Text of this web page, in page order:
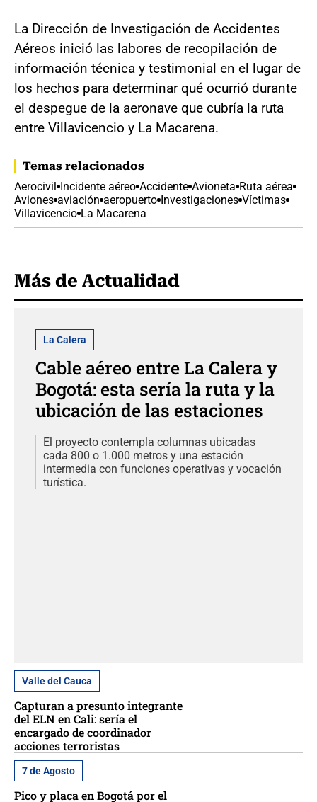
La Dirección de Investigación de Accidentes
Aéreos inició las labores de recopilación de
información técnica y testimonial en el lugar de
los hechos para determinar qué ocurrió durante
el despegue de la aeronave que cubría la ruta
entre Villavicencio y La Macarena.
Temas relacionados
Aerocivil
Incidente aéreo Accidente Avioneta Ruta aérea
Aviones aviación aeropuerto Investigaciones Víctimas
Villavicencio La Macarena
Más de Actualidad
La Calera
Cable aéreo entre La Calera y
Bogotá: esta sería la ruta y la
ubicación de las estaciones
El proyecto contempla columnas ubicadas
cada 800 o 1.000 metros y una estación
intermedia con funciones operativas y vocación
turística.
Valle del Cauca
Capturan a presunto integrante
del ELN en Cali: sería el
encargado de coordinador
acciones terroristas
7 de Agosto
Pico y placa en Bogotá por el